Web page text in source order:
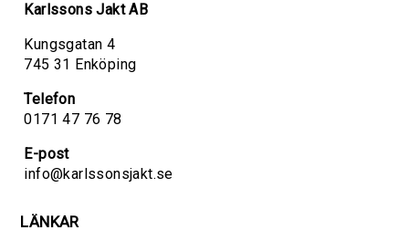
Karlssons Jakt AB
Kungsgatan 4
745 31 Enköping
Telefon
0171 47 76 78
E-post
info@karlssonsjakt.se
LÄNKAR